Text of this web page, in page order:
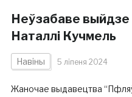
Неўзабаве выйдзе
Наталлі Кучмель
Навіны 5 ліпеня 2024
Жаночае выдавецтва